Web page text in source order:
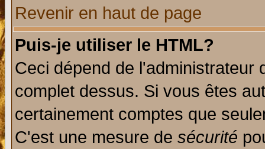
Revenir en haut de page
Puis-je utiliser le HTML?
Ceci dépend de l'administrateur
complet dessus. Si vous êtes
certainement comptes que
C'est une mesure de sécurité